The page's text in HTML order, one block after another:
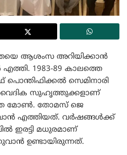
ആശംസ അറിയിക്കാൻ
1983-89 കാലത്തെ
സെമിനാരി
വൈദിക സുഹൃത്തുക്കളാണ്
മോൺ. തോമസ് ജെ
എത്തിയത്. വർഷങ്ങൾക്ക്
ഇരട്ടി മധുരമാണ്
ഉണ്ടായിരുന്നത്.